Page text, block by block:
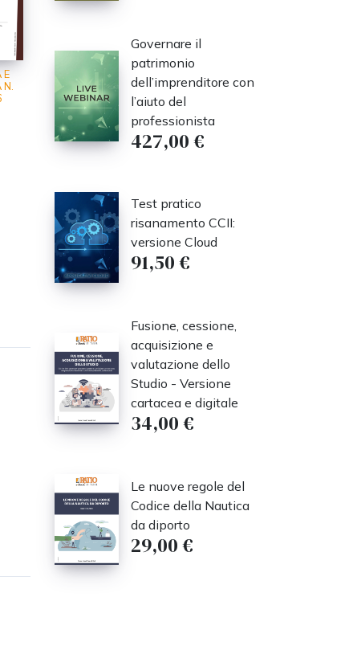
E
N.
Governare il
patrimonio
dell’imprenditore con
l’aiuto del
professionista
427,00 €
Test pratico
risanamento CCII:
versione Cloud
91,50 €
Fusione, cessione,
acquisizione e
valutazione dello
Studio - Versione
cartacea e digitale
34,00 €
Le nuove regole del
Codice della Nautica
da diporto
29,00 €